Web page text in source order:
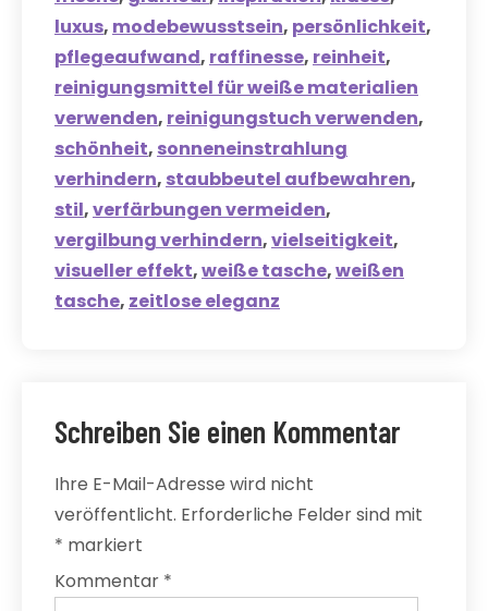
luxus, modebewusstsein, persönlichkeit,
pflegeaufwand, raffinesse, reinheit,
reinigungsmittel für weiße materialien
verwenden, reinigungstuch verwenden,
schönheit, sonneneinstrahlung
verhindern, staubbeutel aufbewahren,
stil,verfärbungen vermeiden,
vergilbung verhindern,vielseitigkeit,
visueller effekt,weiße tasche,weißen
tasche, zeitlose eleganz
Schreiben Sie einen Kommentar
Ihre E-Mail-Adresse wird nicht
veröffentlicht. Erforderliche Felder sind mit
* markiert
Kommentar *